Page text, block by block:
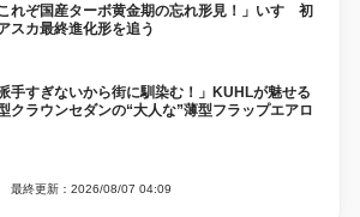
これぞ国産ターボ黄金期の忘れ形見！」いすゞ初
スカ最終進化形を追う
派手すぎないから街に馴染む！」KUHLが魅せる
クラウンセダンの“大人な”薄型フラップエアロ
最終更新：2026/08/07 04:09